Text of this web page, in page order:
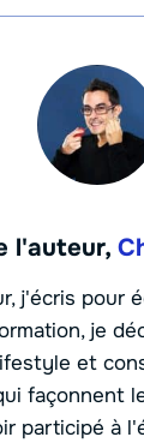
l'auteur,
j'écris pour
je
et
façonnent
participé à